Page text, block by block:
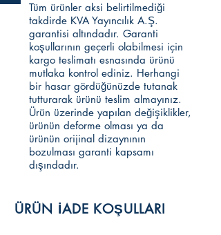
Tüm ürünler aksi belirtilmediği
takdirde KVA Yayıncılık A.Ş.
garantisi altındadır. Garanti
koşullarının geçerli olabilmesi için
kargo teslimatı esnasında ürünü
mutlaka kontrol ediniz. Herhangi
bir hasar gördüğünüzde tutanak
tutturarak ürünü teslim almayınız.
Ürün üzerinde yapılan değişiklikler,
ürünün deforme olması ya da
ürünün orijinal dizaynının
bozulması garanti kapsamı
dışındadır.
ÜRÜN İADE KOŞULLARI